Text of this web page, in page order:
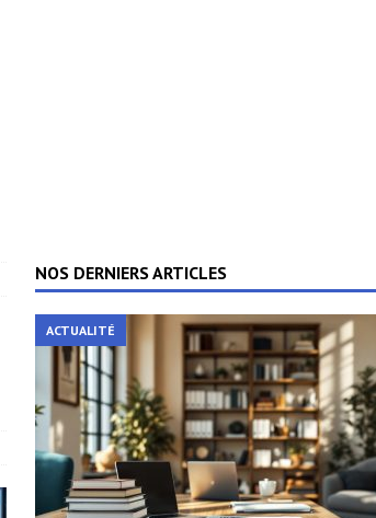
NOS DERNIERS ARTICLES
ACTUALITÉ